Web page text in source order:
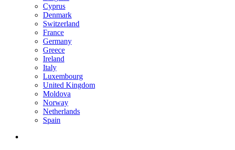
Cyprus
Denmark
Switzerland
France
Germany
Greece
Ireland
Italy
Luxembourg
United Kingdom
Moldova
Norway
Netherlands
Spain